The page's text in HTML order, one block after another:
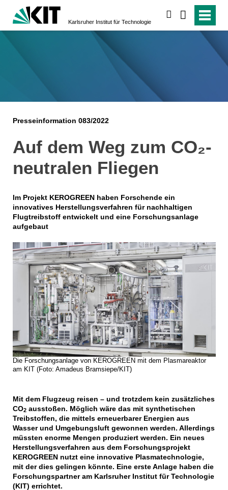
Karlsruher Institut für Technologie
Presseinformation 083/2022
Auf dem Weg zum CO₂-
neutralen Fliegen
Im Projekt KEROGREEN haben Forschende ein
innovatives Herstellungsverfahren für nachhaltigen
Flugtreibstoff entwickelt und eine Forschungsanlage
aufgebaut
Die Forschungsanlage von KEROGREEN mit dem Plasmareaktor
am KIT (Foto: Amadeus Bramsiepe/KIT)
Mit dem Flugzeug reisen – und trotzdem kein zusätzliches
CO2ausstoßen. Möglich wäre das mit synthetischen
Treibstoffen, die mittels erneuerbarer Energien aus
Wasser und Umgebungsluft gewonnen werden. Allerdings
müssten enorme Mengen produziert werden. Ein neues
Herstellungsverfahren aus dem Forschungsprojekt
KEROGREEN nutzt eine innovative Plasmatechnologie,
mit der dies gelingen könnte. Eine erste Anlage haben die
Forschungspartner am Karlsruher Institut für Technologie
(KIT) errichtet.